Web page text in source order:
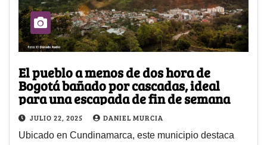
El pueblo a menos de dos hora de
Bogotá bañado por cascadas, ideal
para una escapada de fin de semana
JULIO 22, 2025 DANIEL MURCIA
Ubicado en Cundinamarca, este municipio destaca